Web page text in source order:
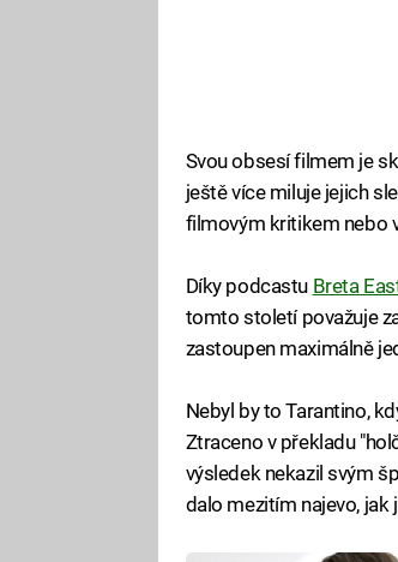
Svou obsesí filmem je
ještě více miluje jejich
filmovým kritikem nebo
Díky podcastu Breta
tomto století považuje
zastoupen maximálně
Nebyl by to Tarantino,
Ztraceno v překladu
výsledek nekazil svým
dalo mezitím najevo,